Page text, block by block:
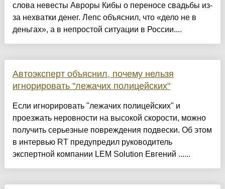
слова невесты Авроры Кибы о переносе свадьбы из-
за нехватки денег. Лепс объяснил, что «дело не в
деньгах», а в непростой ситуации в России....
Автоэксперт объяснил, почему нельзя
игнорировать "лежачих полицейских"
Если игнорировать "лежачих полицейских" и
проезжать неровности на высокой скорости, можно
получить серьезные повреждения подвески. Об этом
в интервью RT предупредил руководитель
экспертной компании LEM Solution Евгений ......